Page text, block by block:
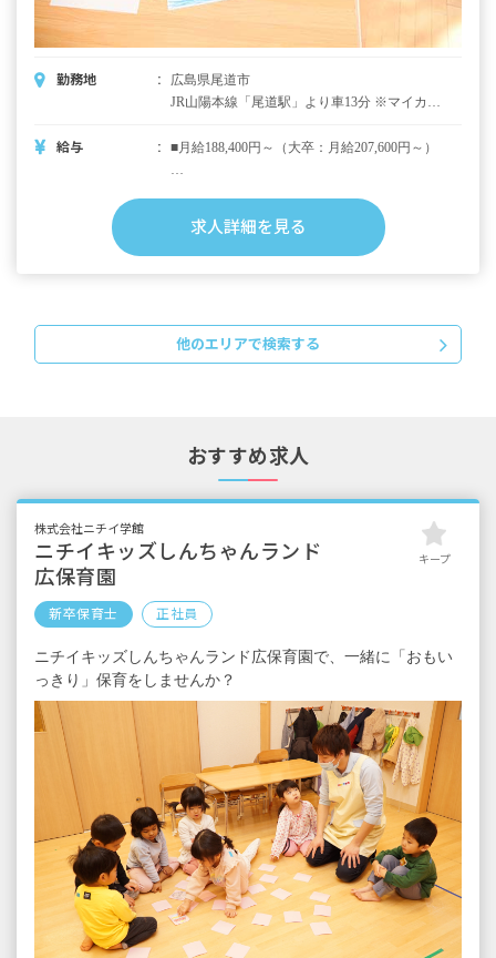
勤務地
広島県尾道市
JR山陽本線「尾道駅」より車13分 ※マイカー
負担あり） ※バイク・自転車通勤OK（駐輪
給与 ■月給188,400円～（大卒：月給207,600円～）
基本給 169,400円?（大卒：188,600円～）
処遇改善手当Ⅰ 10,000円
処遇改善手当Ⅲ 9,000円
処遇改善手当Ⅱ 5,000円～40,000円
通勤手当 実費支給（上限なし）
■昇給：年1回（4月）※昨年実績：1,200円?
3,500円／月
■賞与：年3回（7月・12月・3月）※昨年実
※新卒採用の1年目は固定2.0カ月分（人事考
＜大卒のモデル年収＞
年収490万／29歳／入社7年目（OJTリーダ
ー）
年収550万／46歳／入社11年目（主任）
※試用期間3カ月あり／同条件
求人詳細を見る
他のエリアで検索する
おすすめ求人
株式会社ニチイ学館
ニチイキッズしんちゃんランド
広保育園
新卒保育士 正社員
キープ
ニチイキッズしんちゃんランド広保育園で、一緒に「おもい
っきり」保育をしませんか？